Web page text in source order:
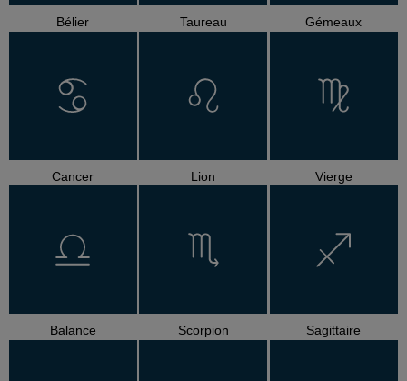
Bélier Taureau Gémeaux
Cancer Lion Vierge
Balance Scorpion Sagittaire